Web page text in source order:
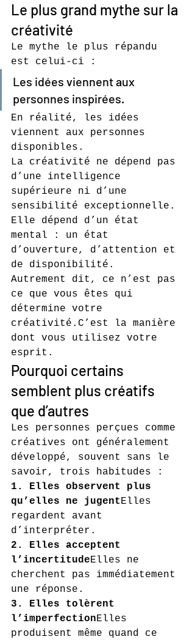
Le plus grand mythe sur la
créativité
Le mythe le plus répandu
est celui-ci :
Les idées viennent aux
personnes inspirées.
En réalité, les idées
viennent aux personnes
disponibles.
La créativité ne dépend pas
d’une intelligence
supérieure ni d’une
sensibilité exceptionnelle.
Elle dépend d’un état
mental : un état
d’ouverture, d’attention et
de disponibilité.
Autrement dit, ce n’est pas
ce que vous êtes qui
détermine votre
créativité.C’est la manière
dont vous utilisez votre
esprit.
Pourquoi certains
semblent plus créatifs
que d’autres
Les personnes perçues comme
créatives ont généralement
développé, souvent sans le
savoir, trois habitudes :
1. Elles observent plus
qu’elles ne jugentElles
regardent avant
d’interpréter.
2. Elles acceptent
l’incertitudeElles ne
cherchent pas immédiatement
une réponse.
3. Elles tolèrent
l’imperfectionElles
produisent même quand ce